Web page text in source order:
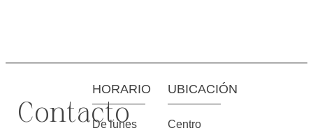
Contacto
HORARIO
De lunes
UBICACIÓN
Centro